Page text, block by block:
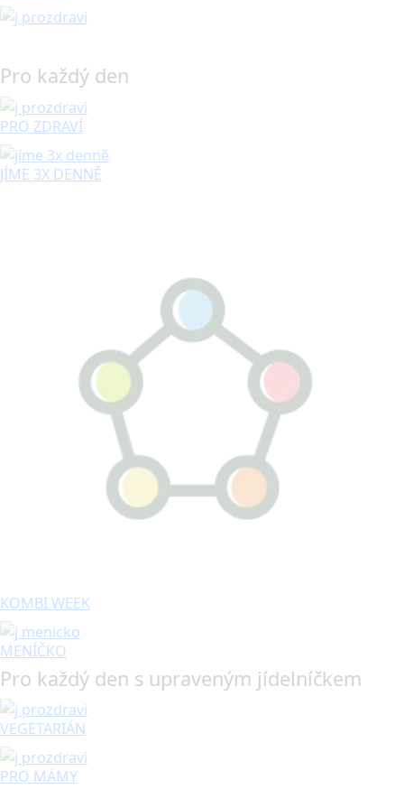
Pro každý den
PRO ZDRAVÍ
JÍME 3X DENNĚ
KOMBI WEEK
MENÍČKO
Pro každý den s upraveným jídelníčkem
VEGETARIÁN
PRO MÁMY